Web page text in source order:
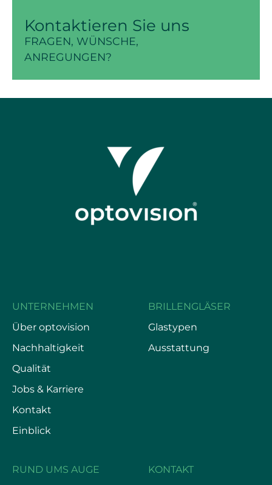
Kontaktieren Sie uns
FRAGEN, WÜNSCHE,
ANREGUNGEN?
UNTERNEHMEN
Über optovision
Nachhaltigkeit
Qualität
Jobs & Karriere
Kontakt
Einblick
BRILLENGLÄSER
Glastypen
Ausstattung
RUND UMS AUGE
KONTAKT